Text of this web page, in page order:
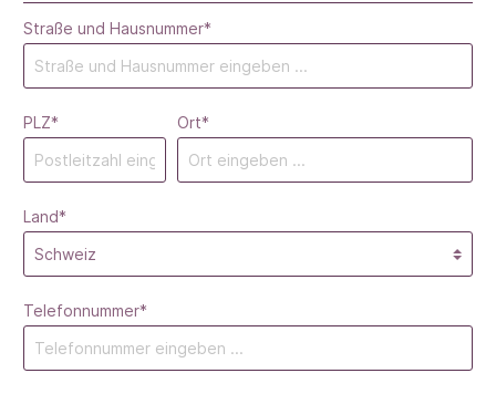
Straße und Hausnummer*
PLZ* Ort*
Land*
Telefonnummer*